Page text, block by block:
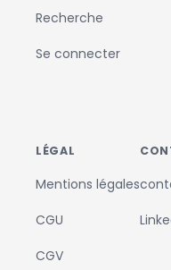
Recherche
Se connecter
LÉGAL
Mentions légales
CGU
CGV